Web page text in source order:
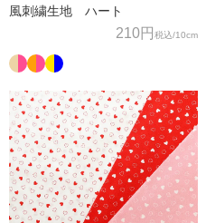
風刺繍生地 ハート
210円 税込/10cm